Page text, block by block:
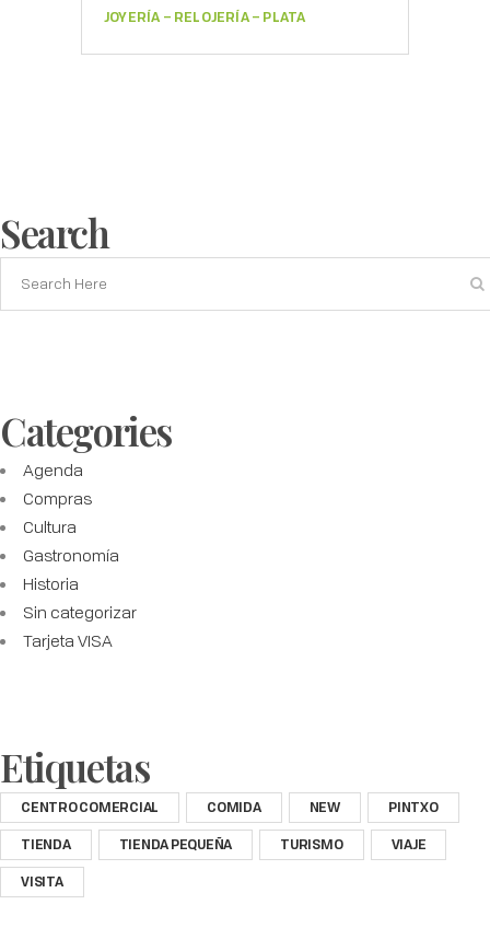
JOYERÍA – RELOJERÍA – PLATA
Search
Categories
Agenda
Compras
Cultura
Gastronomía
Historia
Sin categorizar
Tarjeta VISA
Etiquetas
CENTRO COMERCIAL COMIDA NEW
PINTXO
TIENDA
TIENDA PEQUEÑA TURISMO
VIAJE
VISITA